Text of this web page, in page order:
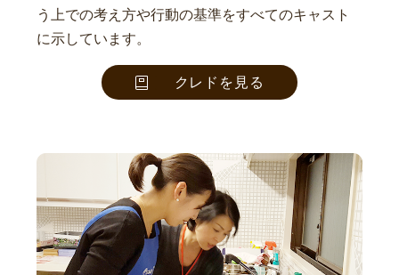
う上での考え方や行動の基準をすべてのキャスト
に示しています。
クレドを見る